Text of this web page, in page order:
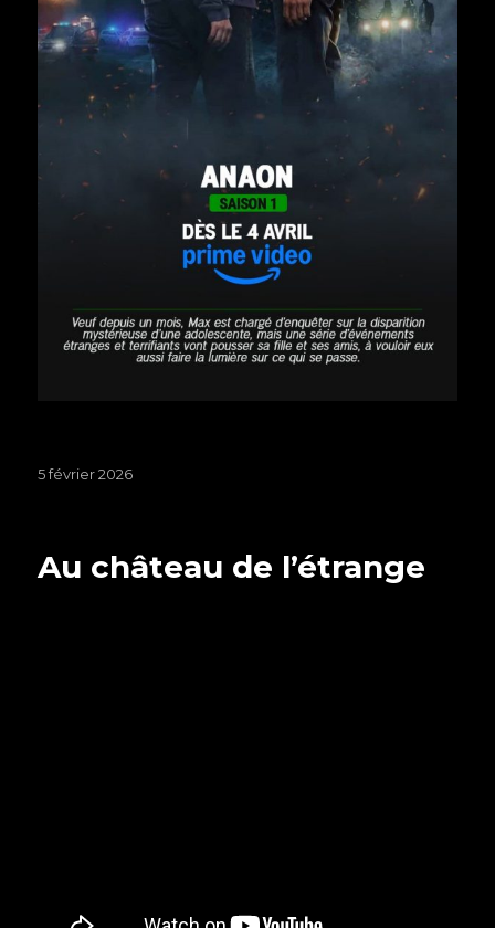
Publié
5 février 2026
Au château de l’étrange